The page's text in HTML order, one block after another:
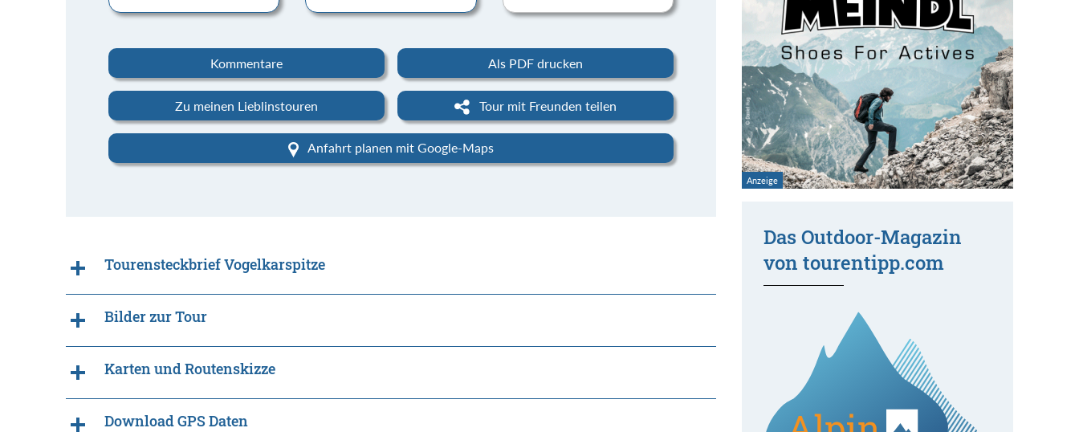
Kommentare Als PDF drucken
Zu meinen Lieblinstouren Tour mit Freunden teilen
Anfahrt planen mit Google-Maps
Tourensteckbrief Vogelkarspitze
Bilder zur Tour
Karten und Routenskizze
Download GPS Daten
Das Outdoor-Magazin
von tourentipp.com